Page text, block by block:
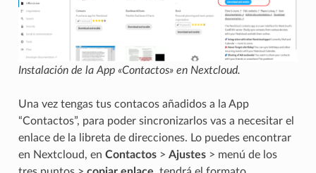
Instalación de la App «Contactos» en Nextcloud.
Una vez tengas tus contacos añadidos a la App
“Contactos”, para poder sincronizarlos vas a necesitar el
enlace de la libreta de direcciones. Lo puedes encontrar
en Nextcloud, en Contactos> Ajustes> menú de los